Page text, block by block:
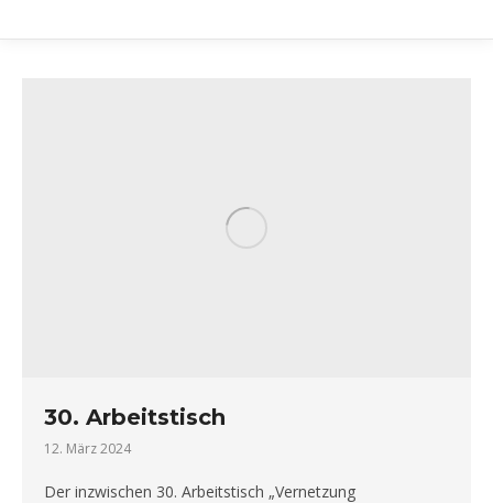
30. Arbeitstisch
12. März 2024
Der inzwischen 30. Arbeitstisch „Vernetzung